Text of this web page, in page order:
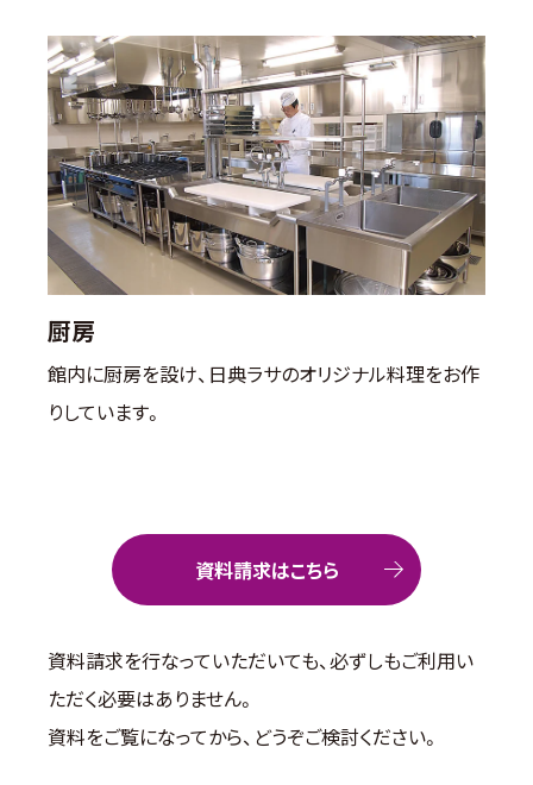
厨房
館内に厨房を設け、日典ラサのオリジナル料理をお作
りしています。
資料請求はこちら
資料請求を行なっていただいても、必ずしもご利用い
ただく必要はありません。
資料をご覧になってから、どうぞご検討ください。